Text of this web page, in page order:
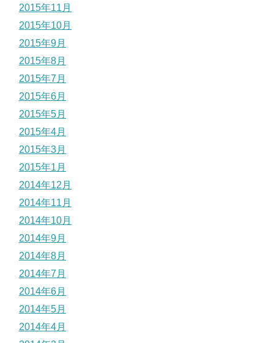
2015年11月
2015年10月
2015年9月
2015年8月
2015年7月
2015年6月
2015年5月
2015年4月
2015年3月
2015年1月
2014年12月
2014年11月
2014年10月
2014年9月
2014年8月
2014年7月
2014年6月
2014年5月
2014年4月